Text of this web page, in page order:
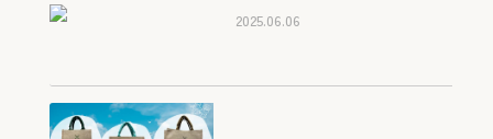
滋賀 彦根 カフェレストラ
ン ポムダムール様 オリジ
ナルジュートバッグ
2025.06.06